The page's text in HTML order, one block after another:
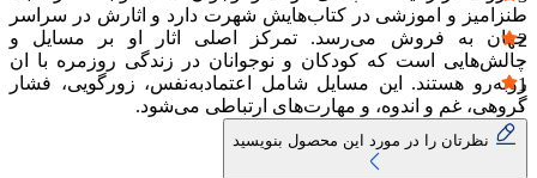
طنزامیز و اموزشی در کتاب‌هایش شهرت دارد و اثارش در سراسر
جهان به فروش می‌رسد. تمرکز اصلی اثار او بر مسایل و
چالش‌هایی است که کودکان و نوجوانان در زندگی روزمره با ان
روبه‌رو هستند. این مسایل شامل اعتمادبه‌نفس، زورگویی، فشار
گروهی، غم و اندوه، و مهارت‌های ارتباطی می‌شود.
نکات برجسته کتاب:
۰
2
۰
1
۰
نظرتان را در مورد این محصول بنویسید